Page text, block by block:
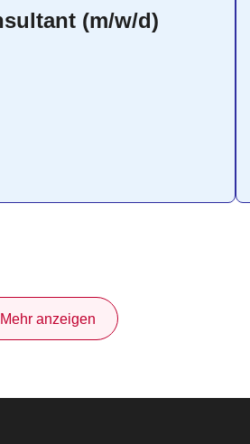
(m/w/d)
Mehr anzeigen